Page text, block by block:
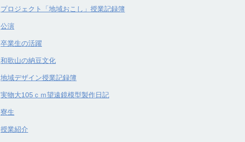
プロジェクト「地域おこし」授業記録簿
公演
卒業生の活躍
和歌山の納豆文化
地域デザイン授業記録簿
実物大105ｃｍ望遠鏡模型製作日記
寮生
授業紹介